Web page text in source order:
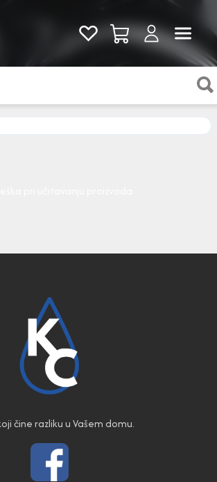
čine razliku u Vašem domu.